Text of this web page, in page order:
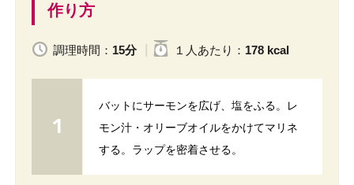
作り方
調理時間： 15分 １人 あたり ： 178 kcal
バットにサーモンを広げ、塩をふる。レ
モン汁・オリーブオイルをかけてマリネ
する。ラップを密着させる。